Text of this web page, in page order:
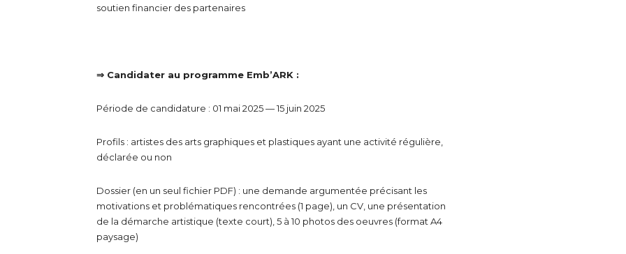
soutien financier des partenaires
⇒ Candidater au programme Emb’ARK :
Période de candidature : 01 mai 2025 — 15 juin 2025
Profils : artistes des arts graphiques et plastiques ayant une activité régulière,
déclarée ou non
Dossier (en un seul fichier PDF) : une demande argumentée précisant les
motivations et problématiques rencontrées (1 page), un CV, une présentation
de la démarche artistique (texte court), 5 à 10 photos des oeuvres (format A4
paysage)